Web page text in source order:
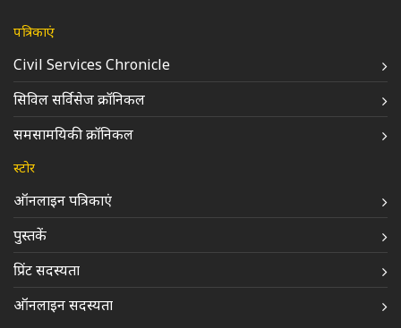
पत्रिकाएं
Civil Services Chronicle
सिविल सर्विसेज क्रॉनिकल
समसामयिकी क्रॉनिकल
स्टोर
ऑनलाइन पत्रिकाएं
पुस्तकें
प्रिंट सदस्यता
ऑनलाइन सदस्यता